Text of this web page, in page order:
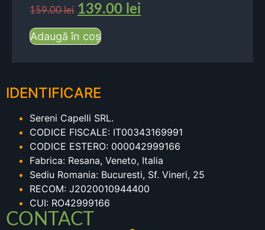
159.00lei 139.00 lei
Adaugă în coș
IDENTIFICARE
Sereni Capelli SRL.
CODICE FISCALE: IT00343169991
CODICE ESTERO: 000042999166
Fabrica: Resana, Veneto, Italia
Sediu Romania: Bucuresti, Sf. Vineri, 25
RECOM: J2020010944400
CUI: RO42999166
CONTACT